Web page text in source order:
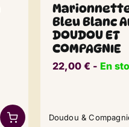
Bleu Blanc
DOUDOU ET
COMPAGNIE
22,00€ ​​ -En
Doudou &